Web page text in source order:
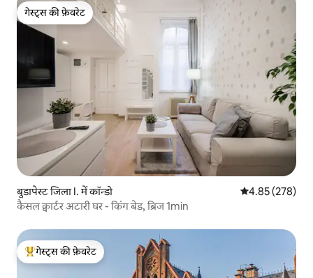
गेस्ट्स की फ़ेवरेट
गेस्ट्स की फ़ेवरेट
बुडापेस्ट जिला I. में कॉन्डो औसत रेटिंग 5 में से
4.85 (278)
कैसल क्वार्टर अटारी घर - किंग बेड, ब्रिज 1min
गेस्ट्स का टॉप फ़ेवरेट
गेस्ट्स की फ़ेवरेट